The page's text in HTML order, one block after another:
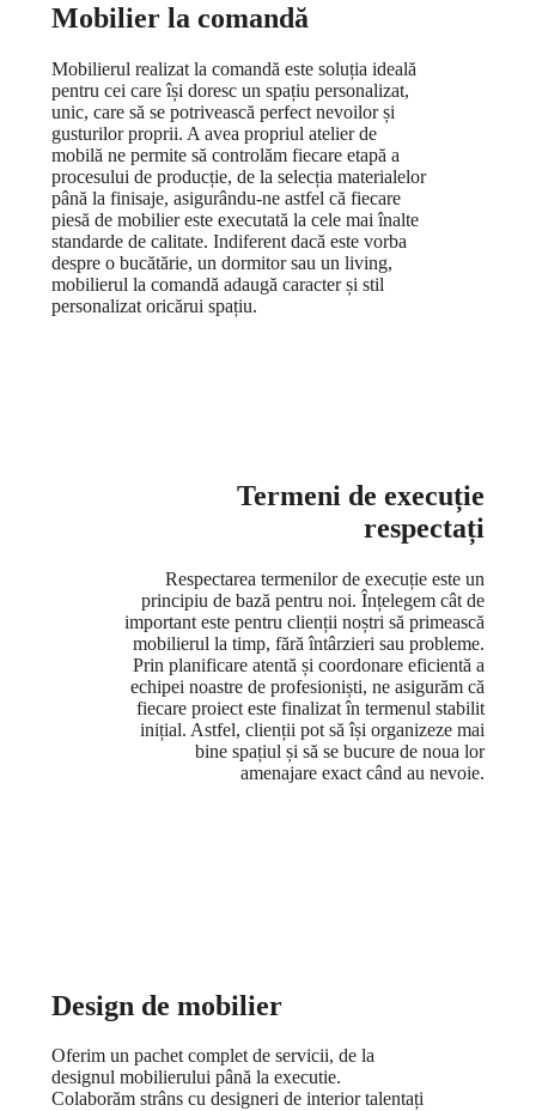
Mobilier la comandă
Mobilierul realizat la comandă este soluția ideală
pentru cei care își doresc un spațiu personalizat,
unic, care să se potrivească perfect nevoilor și
gusturilor proprii. A avea propriul atelier de
mobilă ne permite să controlăm fiecare etapă a
procesului de producție, de la selecția materialelor
până la finisaje, asigurându-ne astfel că fiecare
piesă de mobilier este executată la cele mai înalte
standarde de calitate. Indiferent dacă este vorba
despre o bucătărie, un dormitor sau un living,
mobilierul la comandă adaugă caracter și stil
personalizat oricărui spațiu.
Termeni de execuție
respectați
Respectarea termenilor de execuție este un
principiu de bază pentru noi. Înțelegem cât de
important este pentru clienții noștri să primească
mobilierul la timp, fără întârzieri sau probleme.
Prin planificare atentă și coordonare eficientă a
echipei noastre de profesioniști, ne asigurăm că
fiecare proiect este finalizat în termenul stabilit
inițial. Astfel, clienții pot să își organizeze mai
bine spațiul și să se bucure de noua lor
amenajare exact când au nevoie.
Design de mobilier
Oferim un pachet complet de servicii, de la
designul mobilierului până la executie.
Colaborăm strâns cu designeri de interior talentați